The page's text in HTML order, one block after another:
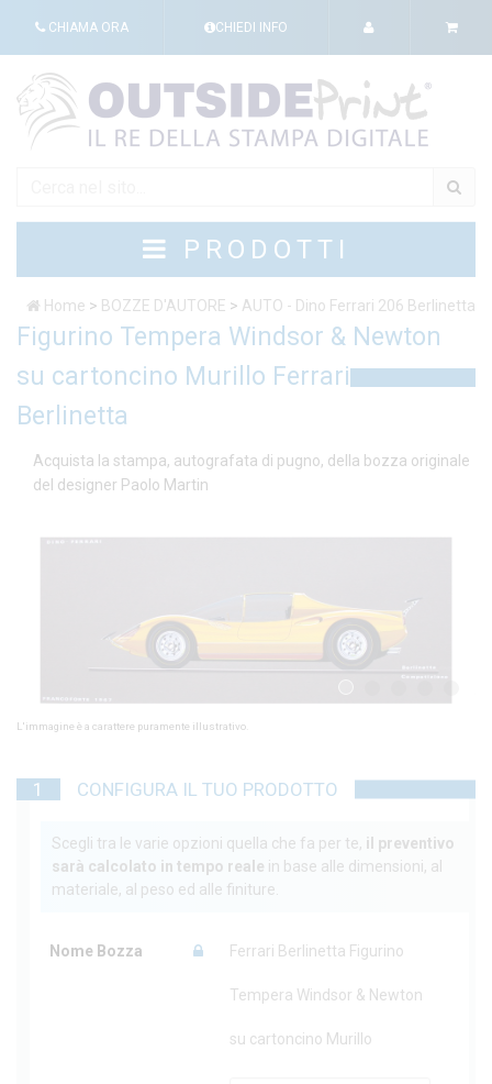
CHIAMA ORA CHIEDI INFO
PRODOTTI
Home > BOZZE D'AUTORE > AUTO - Dino Ferrari 206 Berlinetta
Figurino Tempera Windsor & Newton
su cartoncino Murillo Ferrari
Berlinetta
Acquista la stampa, autografata di pugno, della bozza originale
del designer Paolo Martin
L'immagine è a carattere puramente illustrativo.
1 CONFIGURA IL TUO PRODOTTO
Scegli tra le varie opzioni quella che fa per te, il preventivo
sarà calcolato in tempo reale in base alle dimensioni, al
materiale, al peso ed alle finiture.
Nome Bozza Ferrari Berlinetta Figurino
Tempera Windsor & Newton
su cartoncino Murillo